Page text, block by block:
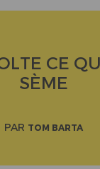
CE
SÈME
PAR TOM BARTA